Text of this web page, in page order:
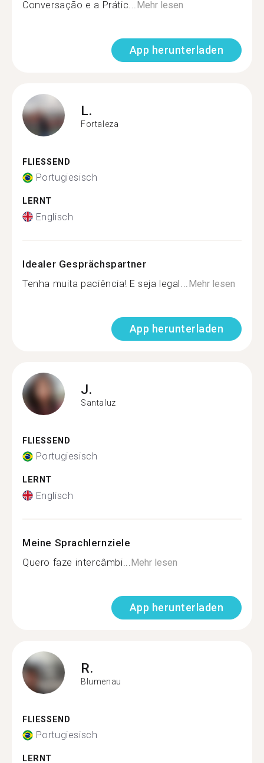
Conversação e a Prátic... Mehr lesen
App herunterladen
L.
Fortaleza
FLIESSEND
Portugiesisch
LERNT
Englisch
Idealer Gesprächspartner
Tenha muita paciência! E seja legal... Mehr lesen
App herunterladen
J.
Santaluz
FLIESSEND
Portugiesisch
LERNT
Englisch
Meine Sprachlernziele
Quero faze intercâmbi... Mehr lesen
App herunterladen
R.
Blumenau
FLIESSEND
Portugiesisch
LERNT